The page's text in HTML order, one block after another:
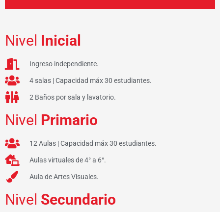
Nivel Inicial
Ingreso independiente.
4 salas | Capacidad máx 30 estudiantes.
2 Baños por sala y lavatorio.
Nivel Primario
12 Aulas | Capacidad máx 30 estudiantes.
Aulas virtuales de 4° a 6°.
Aula de Artes Visuales.
Nivel Secundario